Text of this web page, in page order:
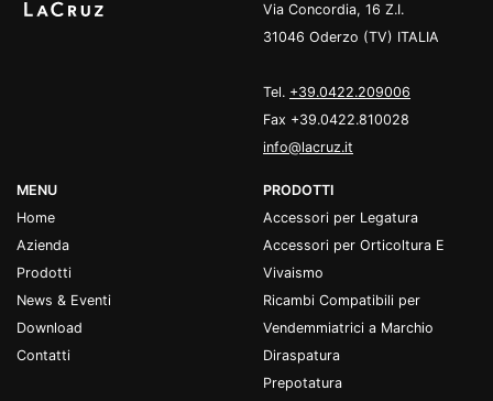
Via Concordia, 16 Z.I.
31046 Oderzo (TV) ITALIA
Tel. +39.0422.209006
Fax +39.0422.810028
info@lacruz.it
MENU
Home
Azienda
Prodotti
News & Eventi
Download
Contatti
PRODOTTI
Accessori per Legatura
Accessori per Orticoltura E
Vivaismo
Ricambi Compatibili per
Vendemmiatrici a Marchio
Diraspatura
Prepotatura